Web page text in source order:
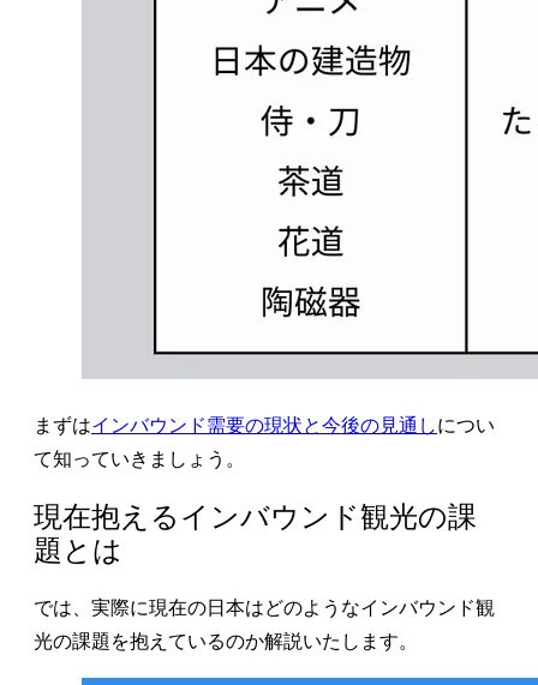
まずはインバウンド需要の現状と今後の見通しについ
て知っていきましょう。
現在抱えるインバウンド観光の課
題とは
では、実際に現在の日本はどのようなインバウンド観
光の課題を抱えているのか解説いたします。